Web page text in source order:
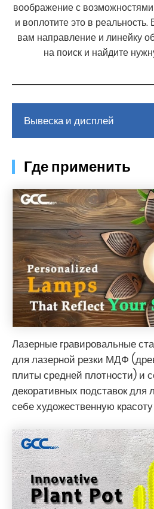
воображение с
и воплотите это в
вам направление и линейку
на поиск и найдите
Вывеска и дисплей
Где применить
Лазерные гравировальные
для лазерной резки МДФ
плиты средней плотности) и
декоративных подставок
себе художественную